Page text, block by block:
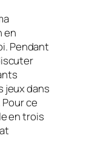
en
Pendant
jeux dans
ce
en trois